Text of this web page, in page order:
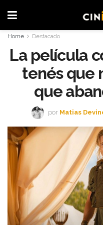
Home Destacado
La película
tenés que
que
por Matias